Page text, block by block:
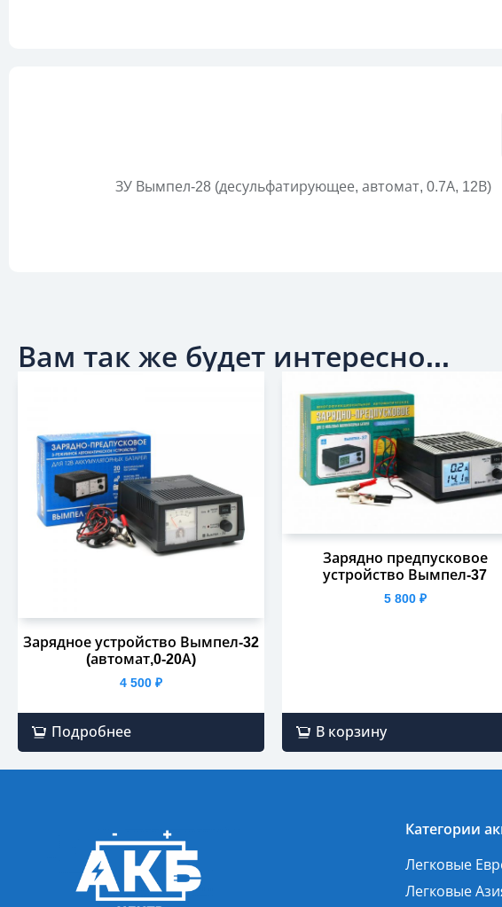
ЗУ Вымпел-28 (десульфатирующее, автомат, 0.7А, 12В)
Вам так же будет интересно...
Зарядное устройство Вымпел-32
(автомат,0-20А)
4 500 ₽
Подробнее
Зарядно предпусковое
устройство Вымпел-37
5 800 ₽
В корзину
Категории
Легковые
Легковые